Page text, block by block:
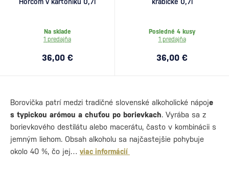
Na sklade
1 predajňa
36,00 €
Posledné 4 kusy
1 predajňa
36,00 €
Borovička patrí medzi tradičné slovenské alkoholické nápoje
s typickou arómou a chuťou po borievkach. Vyrába sa z
borievkového destilátu alebo macerátu, často v kombinácii s
jemným liehom. Obsah alkoholu sa najčastejšie pohybuje
okolo 40 %, čo jej… viac informácií